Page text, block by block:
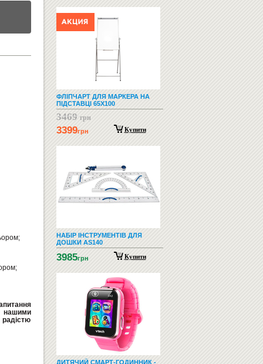
нашими
ФЛІПЧАРТ ДЛЯ МАРКЕРА НА
ПІДСТАВЦІ 65X100
3469 грн
3399грн Купити
НАБІР ІНСТРУМЕНТІВ ДЛЯ
ДОШКИ AS140
3985грн Купити
ДИТЯЧИЙ СМАРТ-ГОДИННИК -